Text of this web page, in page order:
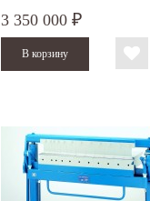
3 350 000 ₽